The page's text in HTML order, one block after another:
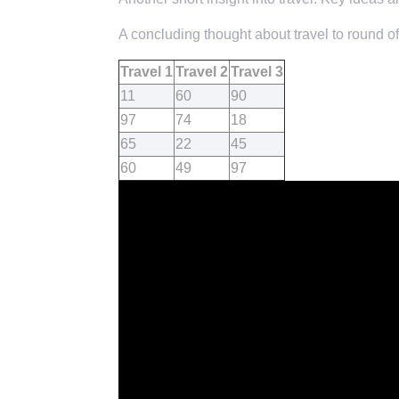
A concluding thought about travel to round
Travel 1Travel 2 Travel 3
11
60
90
97
74
18
65
22
45
60
49 97